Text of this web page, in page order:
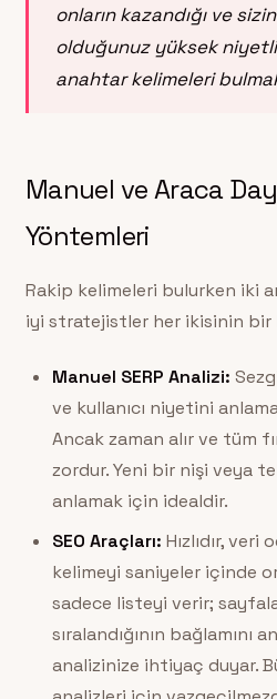
onların kazandığı ve
olduğunuz yüksek
anahtar kelimeleri
Manuel ve Araca
Yöntemleri
Rakip kelimeleri bulurken iki
iyi stratejistler her ikisinin bir
Manuel SERP Analizi:
ve kullanıcı niyetini
Ancak zaman alır ve tüm
zordur. Yeni bir nişi veya
anlamak için idealdir.
SEO Araçları: Hızlıdır, veri
kelimeyi saniyeler içinde
sadece listeyi verir;
sıralandığının bağlamını
analizinize ihtiyaç duyar.